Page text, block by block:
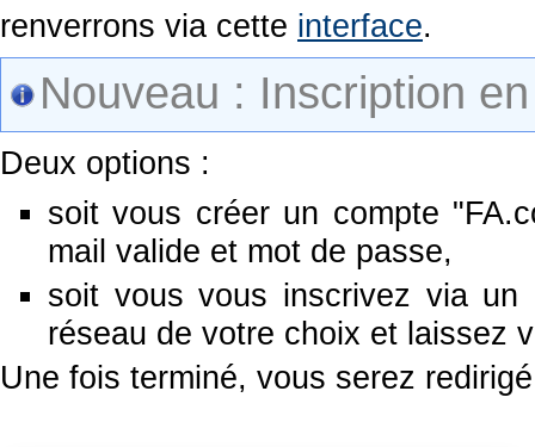
renverrons via cette interface.
Nouveau : Inscription
Deux options :
soit vous créer un compte
mail valide et mot de passe,
soit vous vous inscrivez via
réseau de votre choix et laissez
Une fois terminé, vous serez